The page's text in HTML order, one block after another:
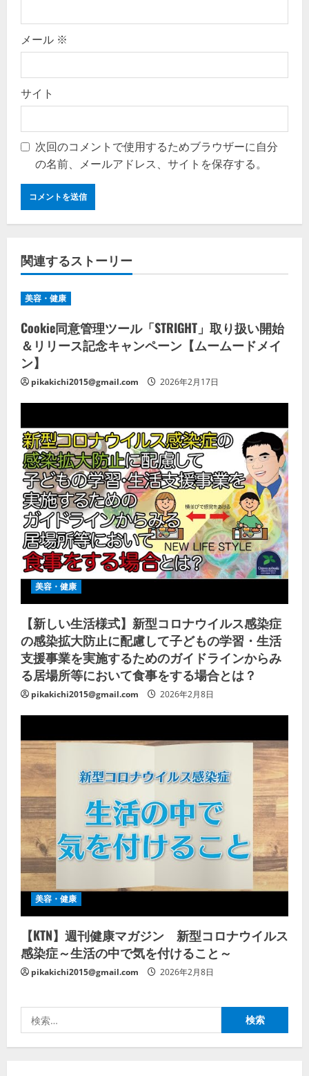
メール ※
サイト
次回のコメントで使用するためブラウザーに自分
の名前、メールアドレス、サイトを保存する。
関連するストーリー
美容・健康
Cookie同意管理ツール「STRIGHT」取り扱い開始
＆リリース記念キャンペーン【ムームードメイ
ン】
pikakichi2015@gmail.com 2026年2月17日
美容・健康
【新しい生活様式】新型コロナウイルス感染症
の感染拡大防止に配慮して子どもの学習・生活
支援事業を実施するためのガイドラインからみ
る居場所等において食事をする場合とは？
pikakichi2015@gmail.com 2026年2月8日
美容・健康
【KTN】週刊健康マガジン 新型コロナウイルス
感染症～生活の中で気を付けること～
pikakichi2015@gmail.com 2026年2月8日
索: